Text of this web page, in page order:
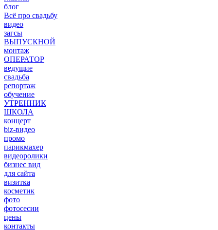
блог
Всё про свадьбу
видео
загсы
ВЫПУСКНОЙ
монтаж
ОПЕРАТОР
ведущие
свадьба
репортаж
обучение
УТРЕННИК
ШКОЛА
концерт
biz-видео
промо
парикмахер
видеоролики
бизнес вид
для сайта
визитка
косметик
фото
фотосесии
цены
контакты